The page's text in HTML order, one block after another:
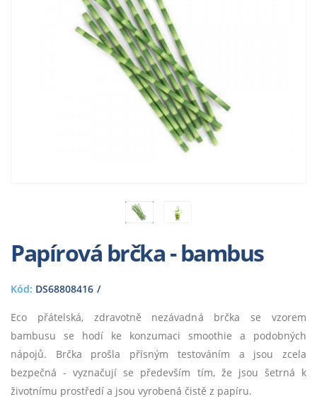
Papírová brčka - bambus
Kód: DS68808416
Eco přátelská, zdravotně nezávadná brčka se vzorem
bambusu se hodí ke konzumaci smoothie a podobných
nápojů. Brčka prošla přísným testováním a jsou zcela
bezpečná - vyznačují se především tím, že jsou šetrná k
životnímu prostředí a jsou vyrobená čistě z papíru.